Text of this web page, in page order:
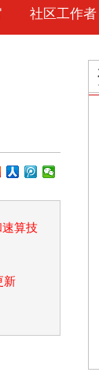
社区工作者
算技
新